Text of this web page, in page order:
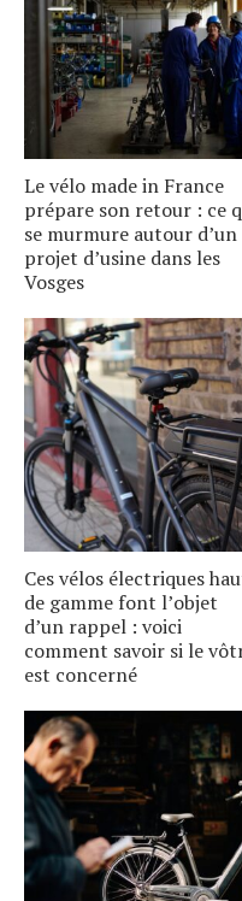
Le vélo made in France
prépare son retour : ce
se murmure autour dʼun
projet dʼusine dans les
Vosges
Ces vélos électriques
de gamme font lʼobjet
dʼun rappel : voici
comment savoir si le
est concerné